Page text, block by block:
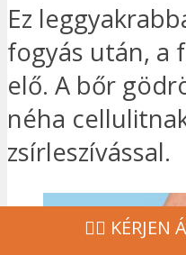
Ez
fogyás után, a
elő. A bőr
néha
zsírleszívással.
‍👩‍⚕